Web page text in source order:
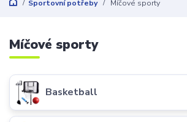
Sportovní potřeby Míčové sporty
Míčové sporty
Basketball